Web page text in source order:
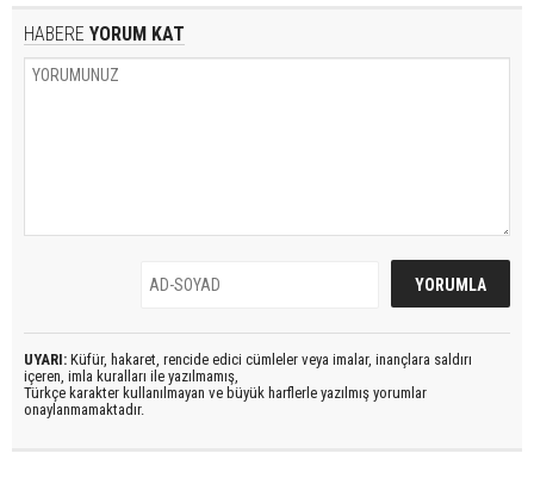
HABERE YORUM KAT
UYARI: Küfür, hakaret, rencide edici cümleler veya imalar, inançlara saldırı
içeren, imla kuralları ile yazılmamış,
Türkçe karakter kullanılmayan ve büyük harflerle yazılmış yorumlar
onaylanmamaktadır.